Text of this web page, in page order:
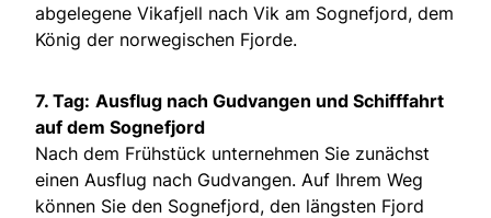
abgelegene Vikafjell nach Vik am Sognefjord, dem
König der norwegischen Fjorde.
7. Tag: Ausflug nach Gudvangen und Schifffahrt
auf dem Sognefjord
Nach dem Frühstück unternehmen Sie zunächst
einen Ausflug nach Gudvangen. Auf Ihrem Weg
können Sie den Sognefjord, den längsten Fjord